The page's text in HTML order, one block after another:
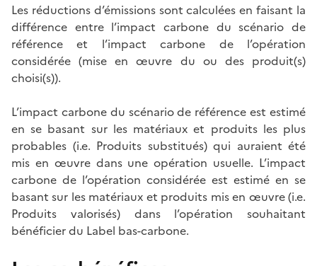
Les réductions d’émissions sont calculées en faisant la
différence entre l’impact carbone du scénario de
référence et l’impact carbone de l’opération
considérée (mise en œuvre du ou des produit(s)
choisi(s)).
L’impact carbone du scénario de référence est estimé
en se basant sur les matériaux et produits les plus
probables (i.e. Produits substitués) qui auraient été
mis en œuvre dans une opération usuelle. L’impact
carbone de l’opération considérée est estimé en se
basant sur les matériaux et produits mis en œuvre (i.e.
Produits valorisés) dans l’opération souhaitant
bénéficier du Label bas-carbone.